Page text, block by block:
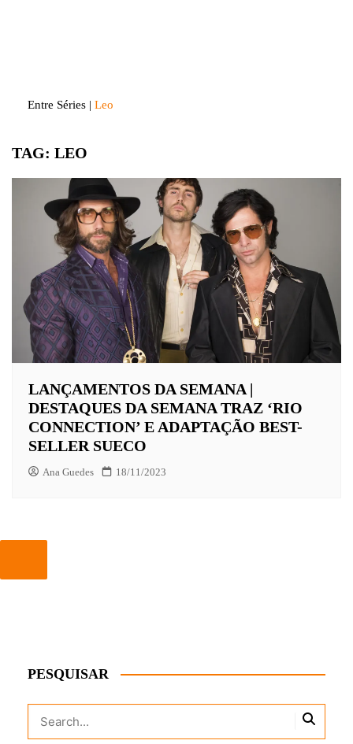
Entre Séries | Leo
TAG: LEO
LANÇAMENTOS DA SEMANA |
DESTAQUES DA SEMANA TRAZ ‘RIO
CONNECTION’ E ADAPTAÇÃO BEST-
SELLER SUECO
Ana Guedes 18/11/2023
PESQUISAR